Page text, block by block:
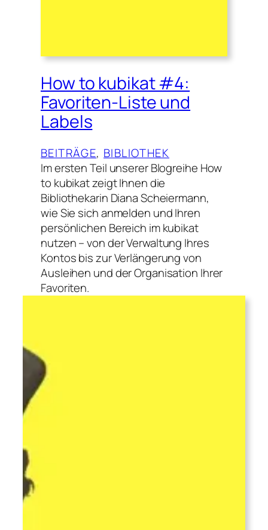
How to kubikat #4:
Favoriten-Liste und
Labels
BEITRÄGE, BIBLIOTHEK
Im ersten Teil unserer Blogreihe How
to kubikat zeigt Ihnen die
Bibliothekarin Diana Scheiermann,
wie Sie sich anmelden und Ihren
persönlichen Bereich im kubikat
nutzen – von der Verwaltung Ihres
Kontos bis zur Verlängerung von
Ausleihen und der Organisation Ihrer
Favoriten.